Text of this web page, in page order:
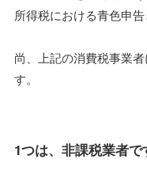
所得税における青色申告
尚、上記の消費税事業
す。
1つは、非課税業者で